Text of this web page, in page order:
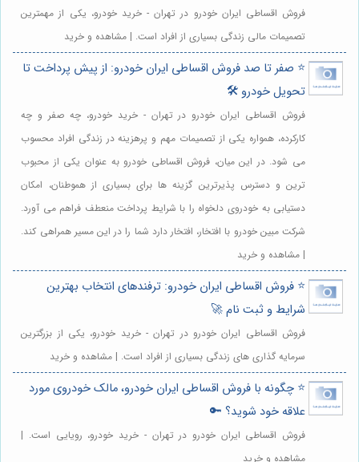
فروش اقساطی ایران خودرو در تهران - خرید خودرو، یکی از مهمترین
تصمیمات مالی زندگی بسیاری از افراد است. | مشاهده و خرید
⭐️ صفر تا صد فروش اقساطی ایران خودرو: از پیش پرداخت تا
تحویل خودرو 🛠️
فروش اقساطی ایران خودرو در تهران - خرید خودرو، چه صفر و چه
کارکرده، همواره یکی از تصمیمات مهم و پرهزینه در زندگی افراد محسوب
می شود. در این میان، فروش اقساطی خودرو به عنوان یکی از محبوب
ترین و دسترس پذیرترین گزینه ها برای بسیاری از هموطنان، امکان
دستیابی به خودروی دلخواه را با شرایط پرداخت منعطف فراهم می آورد.
شرکت مبین خودرو با افتخار، افتخار دارد شما را در این مسیر همراهی کند.
| مشاهده و خرید
⭐️ فروش اقساطی ایران خودرو: ترفندهای انتخاب بهترین
شرایط و ثبت نام 🚀
فروش اقساطی ایران خودرو در تهران - خرید خودرو، یکی از بزرگترین
سرمایه گذاری های زندگی بسیاری از افراد است. | مشاهده و خرید
⭐️ چگونه با فروش اقساطی ایران خودرو، مالک خودروی مورد
علاقه خود شوید؟ 🔑
فروش اقساطی ایران خودرو در تهران - خرید خودرو، رویایی است. |
مشاهده و خرید